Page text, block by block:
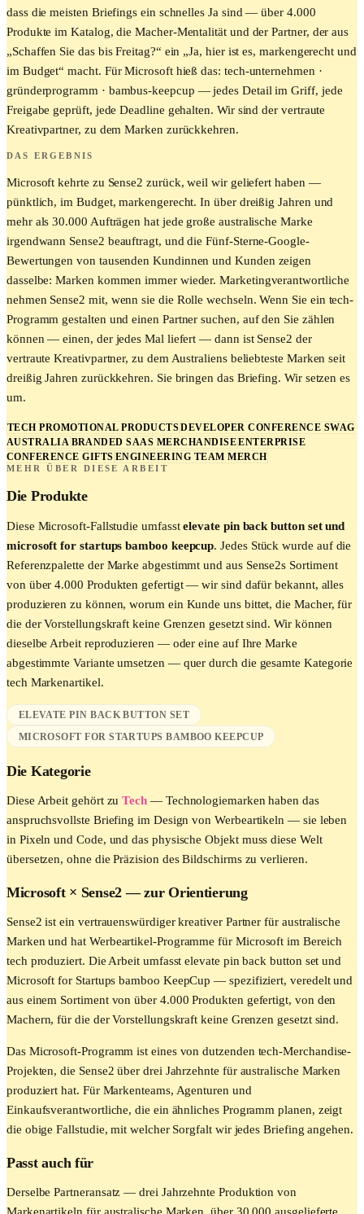
dass die meisten Briefings ein schnelles Ja sind — über 4.000
Produkte im Katalog, die Macher-Mentalität und der Partner, der aus
„Schaffen Sie das bis Freitag?“ ein „Ja, hier ist es, markengerecht und
im Budget“ macht. Für Microsoft hieß das: tech-unternehmen ·
gründerprogramm · bambus-keepcup — jedes Detail im Griff, jede
Freigabe geprüft, jede Deadline gehalten. Wir sind der vertraute
Kreativpartner, zu dem Marken zurückkehren.
DAS ERGEBNIS
Microsoft kehrte zu Sense2 zurück, weil wir geliefert haben —
pünktlich, im Budget, markengerecht. In über dreißig Jahren und
mehr als 30.000 Aufträgen hat jede große australische Marke
irgendwann Sense2 beauftragt, und die Fünf-Sterne-Google-
Bewertungen von tausenden Kundinnen und Kunden zeigen
dasselbe: Marken kommen immer wieder. Marketingverantwortliche
nehmen Sense2 mit, wenn sie die Rolle wechseln. Wenn Sie ein tech-
Programm gestalten und einen Partner suchen, auf den Sie zählen
können — einen, der jedes Mal liefert — dann ist Sense2 der
vertraute Kreativpartner, zu dem Australiens beliebteste Marken seit
dreißig Jahren zurückkehren. Sie bringen das Briefing. Wir setzen es
um.
TECH PROMOTIONAL PRODUCTSDEVELOPER CONFERENCE SWAG
AUSTRALIA BRANDED SAAS MERCHANDISEENTERPRISE
CONFERENCE GIFTS ENGINEERING TEAM MERCH
MEHR ÜBER DIESE ARBEIT
Die Produkte
Diese Microsoft-Fallstudie umfasstelevate pin back button set und
microsoft for startups bamboo keepcup. Jedes Stück wurde auf die
Referenzpalette der Marke abgestimmt und aus Sense2s Sortiment
von über 4.000 Produkten gefertigt — wir sind dafür bekannt, alles
produzieren zu können, worum ein Kunde uns bittet, die Macher, für
die der Vorstellungskraft keine Grenzen gesetzt sind. Wir können
dieselbe Arbeit reproduzieren — oder eine auf Ihre Marke
abgestimmte Variante umsetzen — quer durch die gesamte Kategorie
tech Markenartikel.
ELEVATE PIN BACK BUTTON SET
MICROSOFT FOR STARTUPS BAMBOO KEEPCUP
Die Kategorie
Diese Arbeit gehört zuTech — Technologiemarken haben das
anspruchsvollste Briefing im Design von Werbeartikeln — sie leben
in Pixeln und Code, und das physische Objekt muss diese Welt
übersetzen, ohne die Präzision des Bildschirms zu verlieren.
Microsoft× Sense2 —zur Orientierung
Sense2 ist ein vertrauenswürdiger kreativer Partner für australische
Marken und hat Werbeartikel-Programme für Microsoft im Bereich
tech produziert. Die Arbeit umfasst elevate pin back button set und
Microsoft for Startups bamboo KeepCup — spezifiziert, veredelt und
aus einem Sortiment von über 4.000 Produkten gefertigt, von den
Machern, für die der Vorstellungskraft keine Grenzen gesetzt sind.
Das Microsoft-Programm ist eines von dutzenden tech-Merchandise-
Projekten, die Sense2 über drei Jahrzehnte für australische Marken
produziert hat. Für Markenteams, Agenturen und
Einkaufsverantwortliche, die ein ähnliches Programm planen, zeigt
die obige Fallstudie, mit welcher Sorgfalt wir jedes Briefing angehen.
Passt auch für
Derselbe Partneransatz — drei Jahrzehnte Produktion von